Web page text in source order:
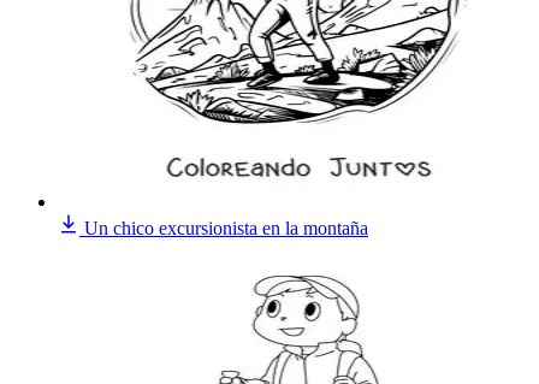
Un chico excursionista en la montaña